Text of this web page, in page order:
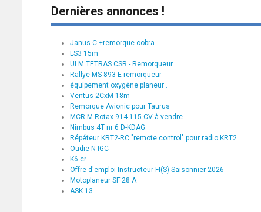
Dernières annonces !
Janus C +remorque cobra
LS3 15m
ULM TETRAS CSR - Remorqueur
Rallye MS 893 E remorqueur
équipement oxygène planeur .
Ventus 2CxM 18m
Remorque Avionic pour Taurus
MCR-M Rotax 914 115 CV à vendre
Nimbus 4T nr 6 D-KDAG
Répéteur KRT2-RC "remote control" pour radio KRT2
Oudie N IGC
K6 cr
Offre d'emploi Instructeur FI(S) Saisonnier 2026
Motoplaneur SF 28 A
ASK 13